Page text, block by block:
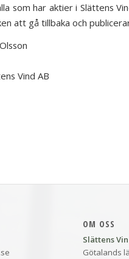
som har aktier i Slättens
att gå tillbaka och
Vind AB
OM OSS
Slättens
Götalands